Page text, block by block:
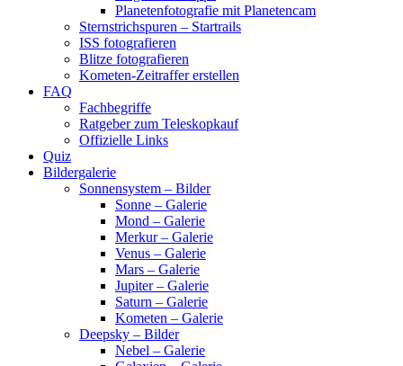
Planetenfotografie mit Planetencam
Sternstrichspuren – Startrails
ISS fotografieren
Blitze fotografieren
Kometen-Zeitraffer erstellen
FAQ
Fachbegriffe
Ratgeber zum Teleskopkauf
Offizielle Links
Quiz
Bildergalerie
Sonnensystem – Bilder
Sonne – Galerie
Mond – Galerie
Merkur – Galerie
Venus – Galerie
Mars – Galerie
Jupiter – Galerie
Saturn – Galerie
Kometen – Galerie
Deepsky – Bilder
Nebel – Galerie